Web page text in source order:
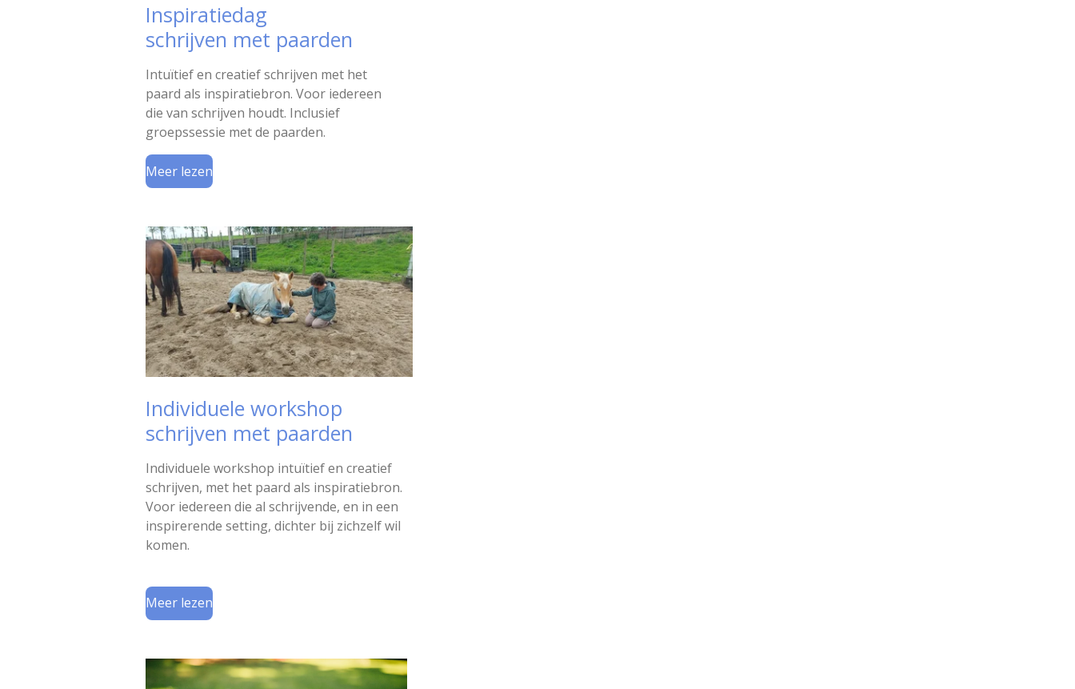
Inspiratiedag
schrijven met paarden
Intuïtief en creatief schrijven met het
paard als inspiratiebron. Voor iedereen
die van schrijven houdt. Inclusief
groepssessie met de paarden.
Meer lezen
Individuele workshop
schrijven met paarden
Individuele workshop intuïtief en creatief
schrijven, met het paard als inspiratiebron.
Voor iedereen die al schrijvende, en in een
inspirerende setting, dichter bij zichzelf wil
komen.
Meer lezen